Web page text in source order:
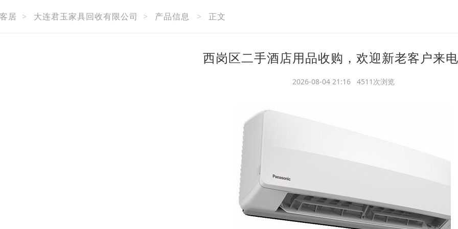
居 > 大连君玉家具回收有限公司 > 产品信息 > 正文
西岗区二手酒店用品收购，欢迎新老客户来
2026-08-04 21:16 4511次浏览